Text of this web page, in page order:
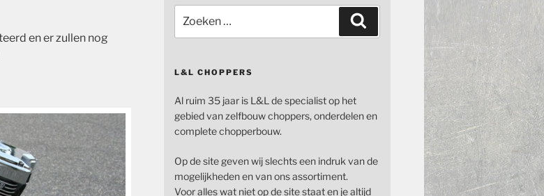
en er zullen nog
naar:
L&L CHOPPERS
Al ruim 35 jaar is L&L de specialist op het
gebied van zelfbouw choppers, onderdelen en
complete chopperbouw.
Op de site geven wij slechts een indruk van de
mogelijkheden en van ons assortiment.
Voor alles wat niet op de site staat en je altijd